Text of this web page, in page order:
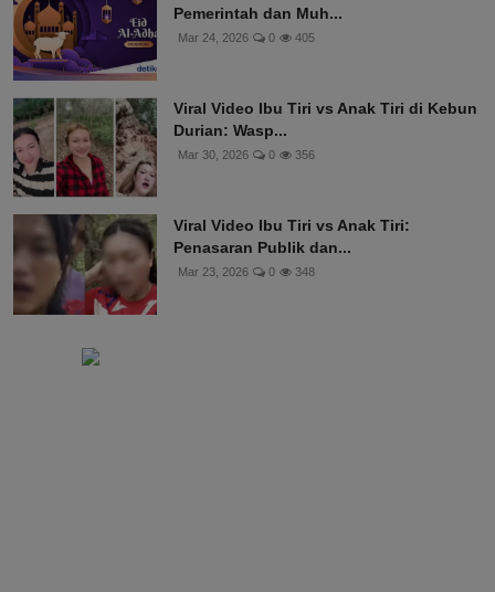
Pemerintah dan Muh...
Mar 24, 2026 0 405
Viral Video Ibu Tiri vs Anak Tiri di Kebun
Durian: Wasp...
Mar 30, 2026 0 356
Viral Video Ibu Tiri vs Anak Tiri:
Penasaran Publik dan...
Mar 23, 2026 0 348